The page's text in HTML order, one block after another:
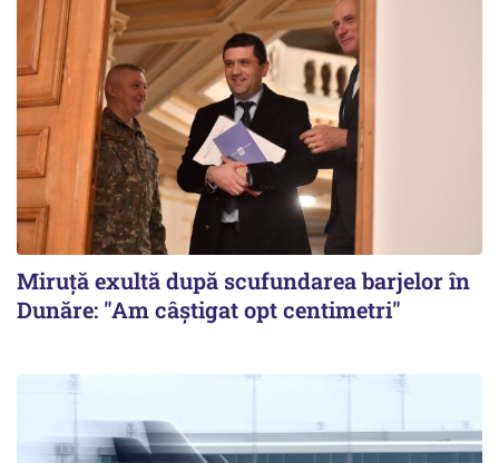
Miruță exultă după scufundarea barjelor în
Dunăre: "Am câștigat opt centimetri"